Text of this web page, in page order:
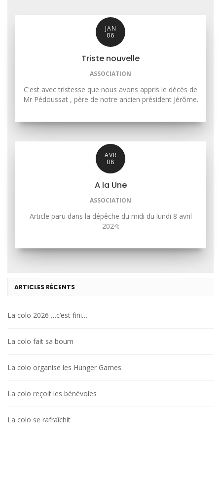
JAN
06
Triste nouvelle
ASSOCIATION
C'est avec tristesse que nous avons appris le décès de
Mr Pédoussat , père de notre ancien président Jérôme.
AVR
08
A la Une
ASSOCIATION
Article paru dans la dépêche du midi du lundi 8 avril
2024:
ARTICLES RÉCENTS
La colo 2026 …c’est fini…
La colo fait sa boum
La colo organise les Hunger Games
La colo reçoit les bénévoles
La colo se rafraîchit